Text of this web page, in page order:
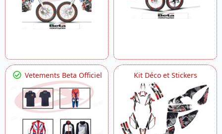
Vetements Beta Officiel Kit Déco et Stickers